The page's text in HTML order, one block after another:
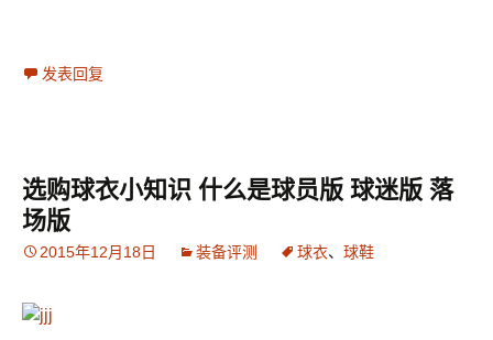
发表回复
选购球衣小知识 什么是球员版 球迷版 落
场版
2015年12月18日 装备评测 球衣、 球鞋